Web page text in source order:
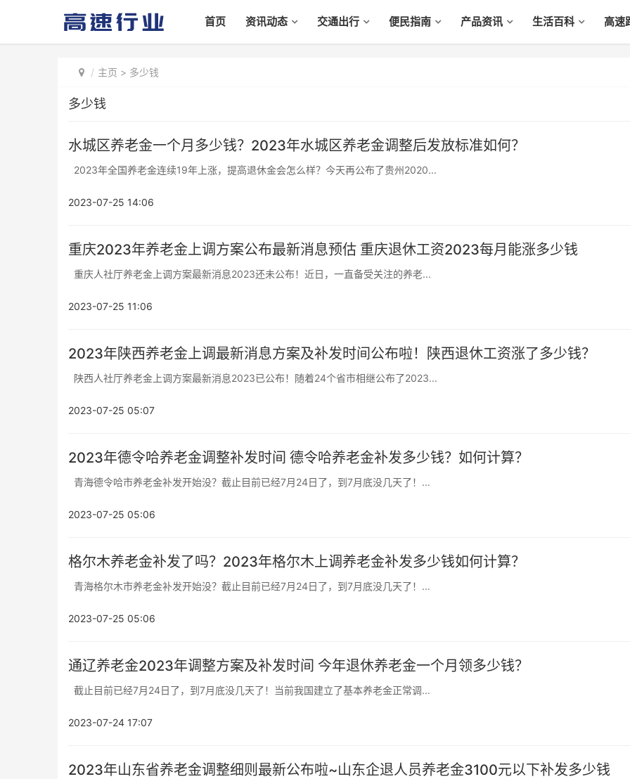
首页 资讯动态 交通出行 便民指南 产品资讯 生活百科 高速
主页 > 多少钱
多少钱
水城区养老金一个月多少钱？2023年水城区养老金调整后发放标准如何？
2023年全国养老金连续19年上涨，提高退休金会怎么样？今天再公布了贵州2020...
2023-07-25 14:06
重庆2023年养老金上调方案公布最新消息预估 重庆退休工资2023每月能涨多少钱
重庆人社厅养老金上调方案最新消息2023还未公布！近日，一直备受关注的养老...
2023-07-25 11:06
2023年陕西养老金上调最新消息方案及补发时间公布啦！陕西退休工资涨了多少钱？
陕西人社厅养老金上调方案最新消息2023已公布！随着24个省市相继公布了2023...
2023-07-25 05:07
2023年德令哈养老金调整补发时间 德令哈养老金补发多少钱？如何计算？
青海德令哈市养老金补发开始没？截止目前已经7月24日了，到7月底没几天了！...
2023-07-25 05:06
格尔木养老金补发了吗？2023年格尔木上调养老金补发多少钱如何计算？
青海格尔木市养老金补发开始没？截止目前已经7月24日了，到7月底没几天了！...
2023-07-25 05:06
通辽养老金2023年调整方案及补发时间 今年退休养老金一个月领多少钱？
截止目前已经7月24日了，到7月底没几天了！当前我国建立了基本养老金正常调...
2023-07-24 17:07
2023年山东省养老金调整细则最新公布啦~山东企退人员养老金3100元以下补发多少钱